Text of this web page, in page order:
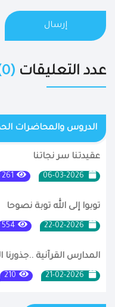
إرسال
عدد التعليقات (0)
الدروس والمحاضرات
عقيدتنا سر نجاتنا
261
توبوا إلى الله توبة نصوحا
554
المدارس القرآنية ..جذورنا
210